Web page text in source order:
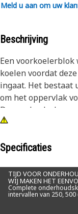
Meld u aan om uw
Beschrijving
Een
koelen voordat
ingaat. Het
om het oppervlak
De voorkoelerkern
lamellen te leiden,
meer zuurstof in de
Kenmerken:
• Verhoogde
• Helpt bij het
Specificaties
TIJD VOOR
WIJ MAKEN HET
Complete
intervallen van 250, 500